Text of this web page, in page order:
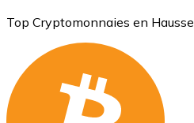
Top Cryptomonnaies en Hausse